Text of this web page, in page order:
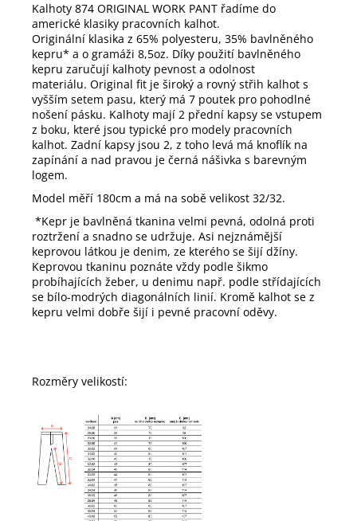
Kalhoty 874 ORIGINAL WORK PANT řadíme do
americké klasiky pracovních kalhot.
Originální klasika z 65% polyesteru, 35% bavlněného
kepru* a o gramáži 8,5oz. Díky použití bavlněného
kepru zaručují kalhoty pevnost a odolnost
materiálu. Original fit je široký a rovný střih kalhot s
vyšším setem pasu, který má 7 poutek pro pohodlné
nošení pásku. Kalhoty mají 2 přední kapsy se vstupem
z boku, které jsou typické pro modely pracovních
kalhot. Zadní kapsy jsou 2, z toho levá má knoflík na
zapínání a nad pravou je černá nášivka s barevným
logem.
Model měří 180cm a má na sobě velikost 32/32.
*Kepr je bavlněná tkanina velmi pevná, odolná proti
roztržení a snadno se udržuje. Asi nejznámější
keprovou látkou je denim, ze kterého se šijí džíny.
Keprovou tkaninu poznáte vždy podle šikmo
probíhajících žeber, u denimu např. podle střídajících
se bílo-modrých diagonálních linií. Kromě kalhot se z
kepru velmi dobře šijí i pevné pracovní oděvy.
Rozměry velikostí: